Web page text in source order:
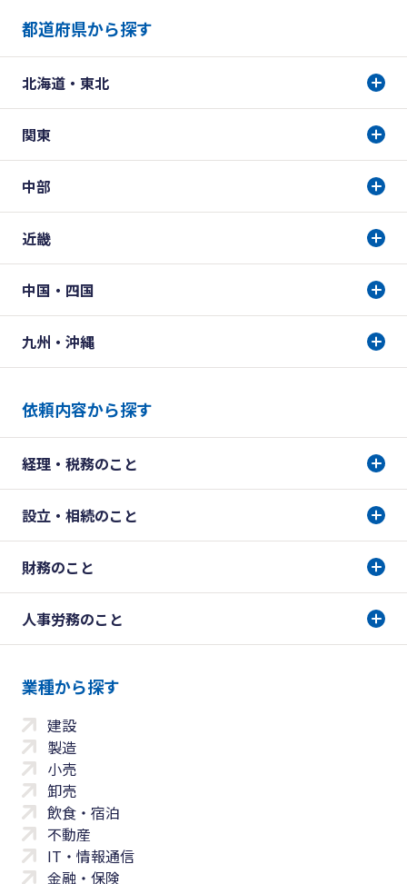
都道府県から探す
北海道・東北
関東
中部
近畿
中国・四国
九州・沖縄
依頼内容から探す
経理・税務のこと
設立・相続のこと
財務のこと
人事労務のこと
業種から探す
建設
製造
小売
卸売
飲食・宿泊
不動産
IT・情報通信
金融・保険